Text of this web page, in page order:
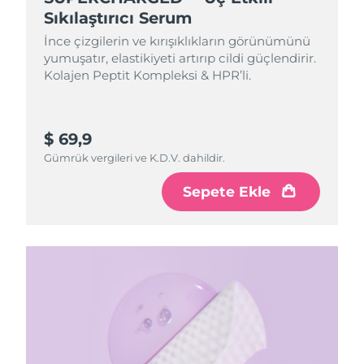
Sıkılaştırıcı Serum
İnce çizgilerin ve kırışıklıkların görünümünü
yumuşatır, elastikiyeti artırıp cildi güçlendirir.
Kolajen Peptit Kompleksi & HPR’li.
$ 69,9
Gümrük vergileri ve K.D.V. dahildir.
Sepete Ekle